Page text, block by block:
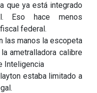
que ya está integrado
Eso hace menos
federal.
las manos la escopeta
ametralladora calibre
Inteligencia
estaba limitado a